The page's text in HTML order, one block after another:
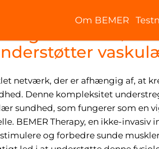
Om BEMER
netværk, der er afhængig af, at
Denne kompleksitet
sundhed, som fungerer som en
BEMER Therapy, en ikke-invasiv
og forbedre sunde